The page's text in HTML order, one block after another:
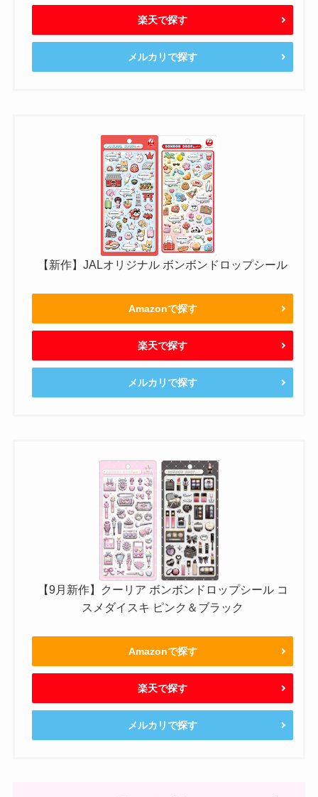
楽天で探す
メルカリで探す
【新作】JALオリジナル ボンボンドロップシール
Amazonで探す
楽天で探す
メルカリで探す
【9月新作】クーリア ボンボンドロップシール コ
スメダイスキ ピンク＆ブラック
Amazonで探す
楽天で探す
メルカリで探す